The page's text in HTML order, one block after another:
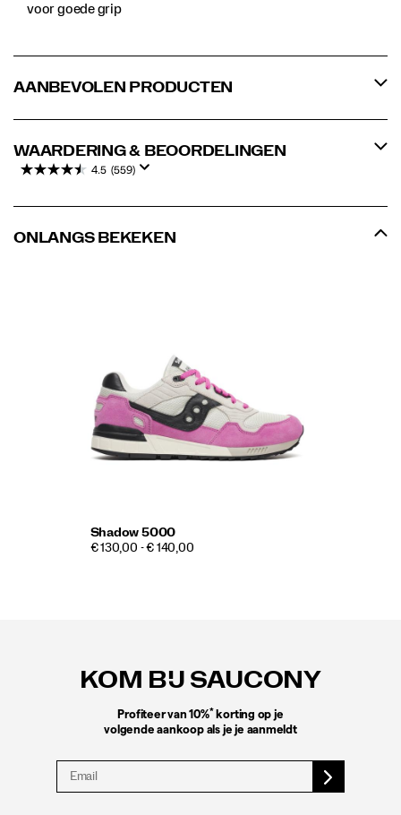
voor goede grip
AANBEVOLEN PRODUCTEN
WAARDERING & BEOORDELINGEN
4.5 (559)
ONLANGS BEKEKEN
Shadow 5000
€ 130,00 - € 140,00
KOM BIJ SAUCONY
Profiteer van 10%* korting op je
volgende aankoop als je je aanmeldt